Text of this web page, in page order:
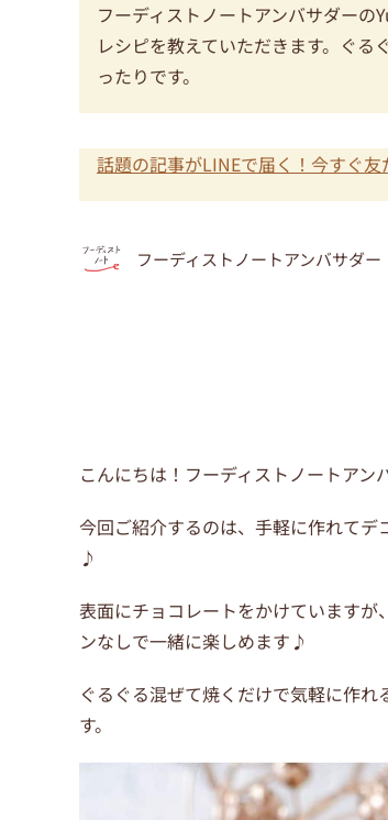
フーディストノートアンバサダー
レシピを教えていただきます。ぐ
ったりです。
話題の記事がLINEで届く！今すぐ友
フーディストノートアンバサダー
こんにちは！フーディストノートアン
今回ご紹介するのは、手軽に作れて
♪
表面にチョコレートをかけていますが
ンなしで一緒に楽しめます♪
ぐるぐる混ぜて焼くだけで気軽に作
す。